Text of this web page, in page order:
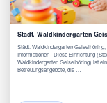
Städt. Waldkindergarten
Städt. Waldkindergarten
Informationen Diese Einrichtung
Waldkindergarten Geiselhöring) ist
Betreuungsangebote, die …